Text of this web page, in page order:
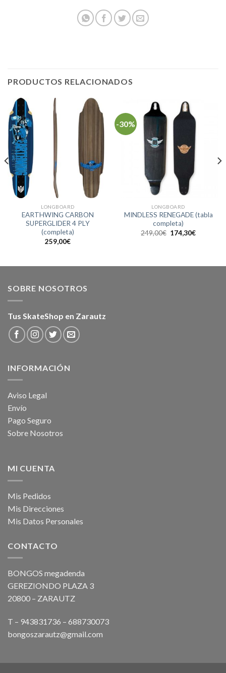
PRODUCTOS RELACIONADOS
LONGBOARD
EARTHWING CARBON
SUPERGLIDER 4 PLY
(completa)
259,00€
-30%
LONGBOARD
MINDLESS RENEGADE (tabla
completa)
249,00€ El
precio
174,30€El
SOBRE NOSOTROS
Tus SkateShop en Zarautz
INFORMACIÓN
Aviso Legal
Envío
Pago Seguro
Sobre Nosotros
MI CUENTA
Mis Pedidos
Mis Direcciones
Mis Datos Personales
CONTACTO
BONGOS megadenda
GEREZIONDO PLAZA 3
20800 – ZARAUTZ
T – 943831736 – 688730073
bongoszarautz@gmail.com